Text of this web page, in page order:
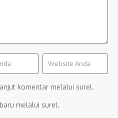
komentar melalui surel.
melalui surel.